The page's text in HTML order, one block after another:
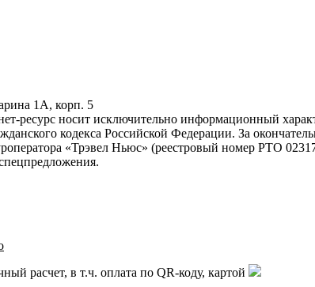
1А, корп. 5
ресурс носит исключительно информационный
кодекса Российской Федерации. За
«Трэвел Ньюс» (реестровый номер РТО
расчет, в т.ч. оплата по QR-коду, картой